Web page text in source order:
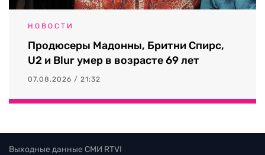
НОВОСТИ
Продюсеры Мадонны, Бритни Спирс,
U2 и Blur умер в возрасте 69 лет
07.08.2026 / 21:32
Выходные данные СМИ RTVI